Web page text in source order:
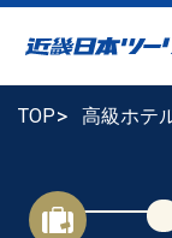
TOP 高級ホテ